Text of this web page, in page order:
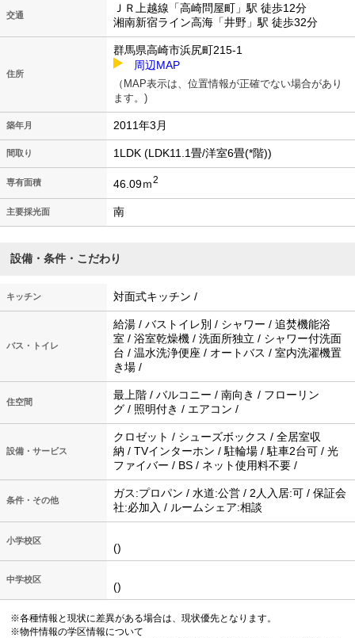
交通
ＪＲ上越線「高崎問屋町」駅 徒歩12分
湘南新宿ライン高海「井野」駅 徒歩32分
住所
群馬県高崎市浜尻町215-1
周辺MAP
（MAP表示は、位置情報が正確でない場合があり
ます。)
築年月 2011年3月
間取り 1LDK (LDK11.1畳/洋室6畳(*階))
専有面積 46.09ｍ2
主要採光面 南
設備・条件・こだわり
キッチン 対面式キッチン /
バス・トイレ
給湯 / バストイレ別 / シャワー / 追焚機能浴
室 / 浴室乾燥機 / 洗面所独立 / シャワー付洗面
台 / 温水洗浄便座 / オートバス / 室内洗濯機置
き場 /
住空間
最上階 / バルコニー / 南向き / フローリン
グ / 照明付き / エアコン /
設備・サービス
クロゼット / シューズボックス / 全居室収
納 / TVインターホン / 駐輪場 / 駐車2台可 / 光
ファイバー / BS / ネット使用料不要 /
条件・その他
ガス:プロパン / 水道:公営 / 2人入居:可 / 保証会
社:必加入 / ルームシェア:相談
小学校区
()
中学校区
()
※各種情報と現状に差異がある場合は、現状優先となります。
※物件情報の学区情報について